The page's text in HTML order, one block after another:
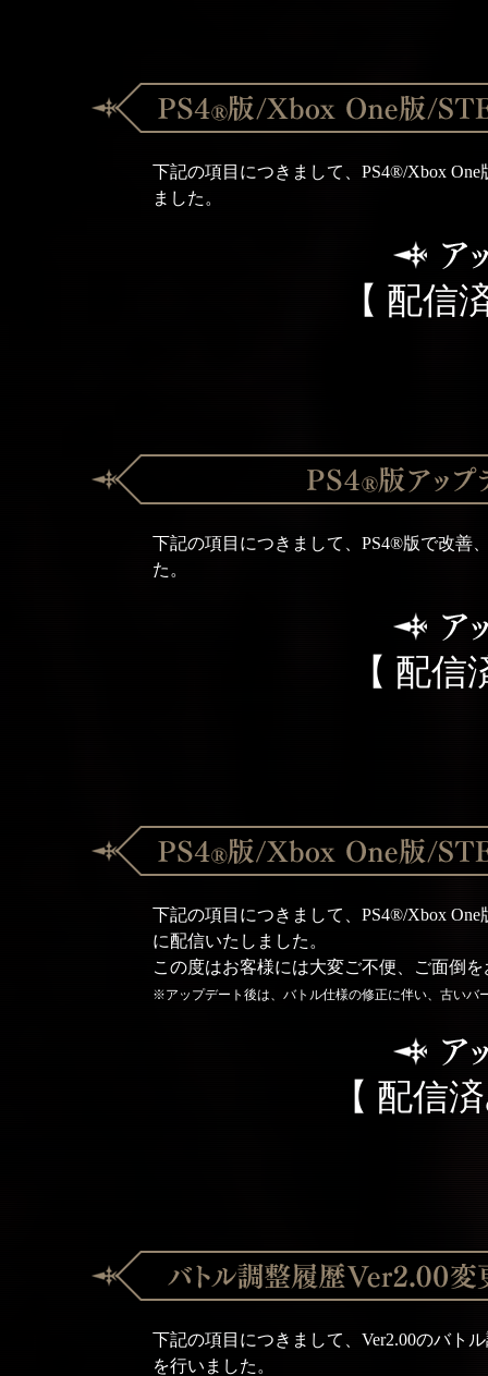
下記の項目につきまして、PS4®/Xbox
ました。
【 配信
下記の項目につきまして、PS4®版で改善
た。
【 配
下記の項目につきまして、PS4®/Xbox
に配信いたしました。
この度はお客様には大変ご不便、ご面倒
※アップデート後は、バトル仕様の修正に伴い、古いバ
【 配信
下記の項目につきまして、Ver2.00のバト
を行いました。